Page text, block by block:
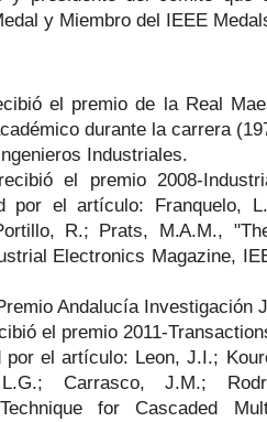
y Miembro del IEEE
el premio de la Real
durante la carrera
Industriales.
el premio 2008-
por el artículo: Franquelo,
R.; Prats, M.A.M.,
Electronics Magazine,
Andalucía Investigación
el premio 2011-
por el artículo: Leon, J.I.;
L.G.; Carrasco, J.M.;
for Cascaded